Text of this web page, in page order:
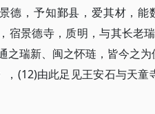
德，予知鄞县，爱其材，
宿景德寺，质明，与其长老
之瑞新、闽之怀琏，皆今之
，(12)由此足见王安石与天